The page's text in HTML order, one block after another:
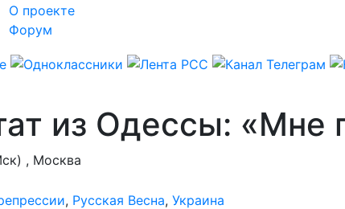
О проекте
Форум
из Одессы: «Мне
, Москва
, Русская Весна, Украина